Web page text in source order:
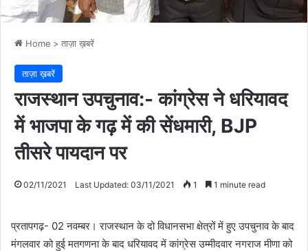
Home > ताज़ा ख़बरें
ताज़ा ख़बरें
राजस्थान उपचुनाव:- कांग्रेस ने धरियावद
में भाजपा के गढ़ में की सेंधमारी, BJP
तीसरे पायदान पर
02/11/2021 Last Updated: 03/11/2021 1 1 minute read
प्रतापगढ़- 02 नवम्बर। राजस्थान के दो विधानसभा क्षेत्रों में हुए उपचुनाव के बाद
मंगलवार को हुई मतगणना के बाद धरियावद में कांग्रेस उम्मीदवार नगराज मीणा को